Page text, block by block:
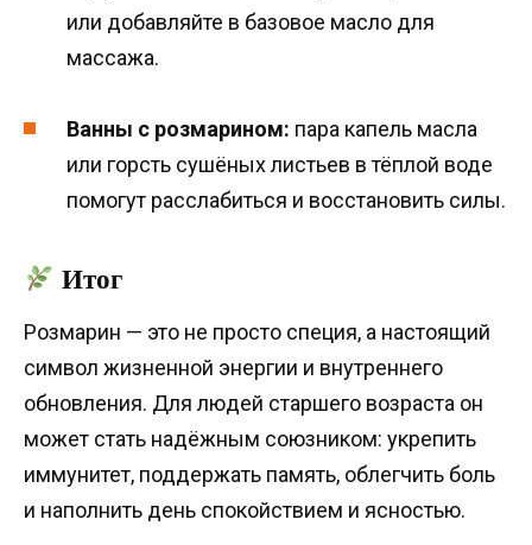
или добавляйте в базовое масло для
массажа.
Ванны с розмарином: пара капель масла
или горсть сушёных листьев в тёплой воде
помогут расслабиться и восстановить силы.
Итог
Розмарин — это не просто специя, а настоящий
символ жизненной энергии и внутреннего
обновления. Для людей старшего возраста он
может стать надёжным союзником: укрепить
иммунитет, поддержать память, облегчить боль
и наполнить день спокойствием и ясностью.